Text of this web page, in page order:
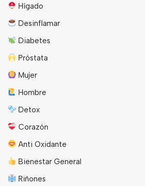
Hígado
Desinflamar
Diabetes
Próstata
Mujer
Hombre
Detox
Corazón
Anti Oxidante
Bienestar General
Riñones